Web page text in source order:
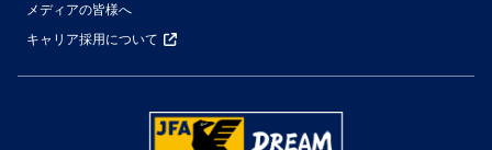
メディアの皆様へ
キャリア採用について